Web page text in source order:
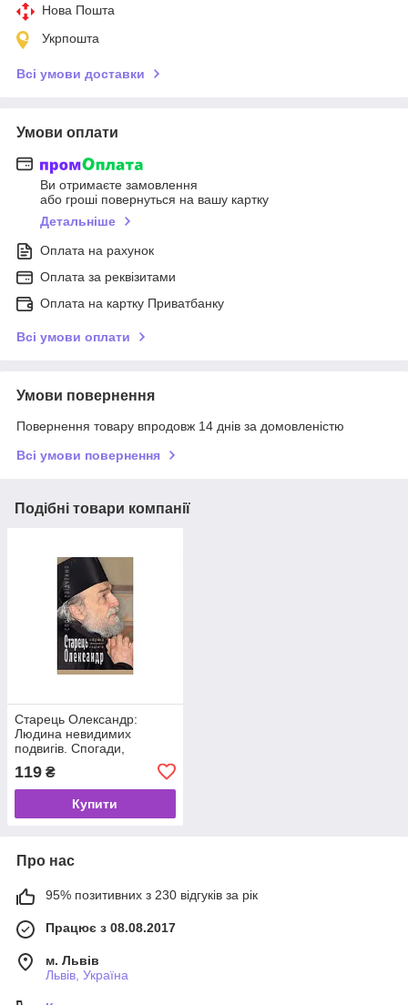
Нова Пошта
Укрпошта
Всі умови доставки
Умови оплати
Ви отримаєте замовлення
або гроші повернуться на вашу картку
Детальніше
Оплата на рахунок
Оплата за реквізитами
Оплата на картку Приватбанку
Всі умови оплати
Умови повернення
Повернення товару впродовж 14 днів за домовленістю
Всі умови повернення
Подібні товари компанії
Старець Олександр:
Людина невидимих
подвигів. Спогади,
119 ₴
Купити
Про нас
95% позитивних з 230 відгуків за рік
Працює з 08.08.2017
м. Львів
Львів, Україна